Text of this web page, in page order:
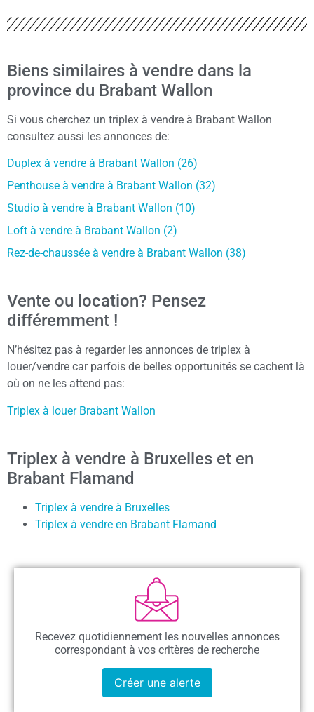
Biens similaires à vendre dans la
province du Brabant Wallon
Si vous cherchez un triplex à vendre à Brabant Wallon
consultez aussi les annonces de:
Duplex à vendre à Brabant Wallon (26)
Penthouse à vendre à Brabant Wallon (32)
Studio à vendre à Brabant Wallon (10)
Loft à vendre à Brabant Wallon (2)
Rez-de-chaussée à vendre à Brabant Wallon (38)
Vente ou location? Pensez
différemment !
N’hésitez pas à regarder les annonces de triplex à
louer/vendre car parfois de belles opportunités se cachent là
où on ne les attend pas:
Triplex à louer Brabant Wallon
Triplex à vendre à Bruxelles et en
Brabant Flamand
Triplex à vendre à Bruxelles
Triplex à vendre en Brabant Flamand
Recevez quotidiennement les nouvelles annonces
correspondant à vos critères de recherche
Créer une alerte